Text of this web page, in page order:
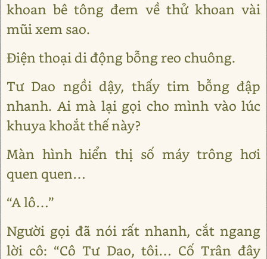
khoan bê tông đem về thử khoan vài
mũi xem sao.
Điện thoại di động bỗng reo chuông.
Tư Dao ngồi dậy, thấy tim bỗng đập
nhanh. Ai mà lại gọi cho mình vào lúc
khuya khoắt thế này?
Màn hình hiển thị số máy trông hơi
quen quen…
“A lô…”
Người gọi đã nói rất nhanh, cắt ngang
lời cô: “Cô Tư Dao, tôi… Cố Trân đây